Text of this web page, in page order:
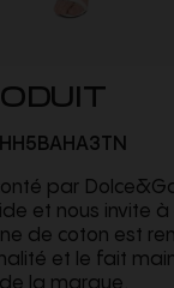
par
et nous invite
de coton est
et le fait